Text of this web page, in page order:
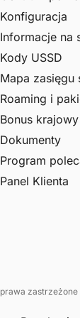
Konfiguracja
Informacje na
Kody USSD
Mapa zasięgu
Roaming i
Bonus krajowy
Dokumenty
Program
Panel Klienta
zastrzeżone